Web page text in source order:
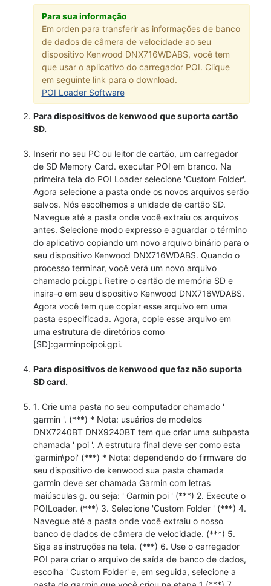
Para sua informação
Em orden para transferir as informações de banco
de dados de câmera de velocidade ao seu
dispositivo Kenwood DNX716WDABS, você tem
que usar o aplicativo do carregador POI. Clique
em seguinte link para o download.
POI Loader Software
Para dispositivos de kenwood que suporta cartão
SD.
Inserir no seu PC ou leitor de cartão, um carregador
de SD Memory Card. executar POI em branco. Na
primeira tela do POI Loader selecione 'Custom Folder'.
Agora selecione a pasta onde os novos arquivos serão
salvos. Nós escolhemos a unidade de cartão SD.
Navegue até a pasta onde você extraiu os arquivos
antes. Selecione modo expresso e aguardar o término
do aplicativo copiando um novo arquivo binário para o
seu dispositivo Kenwood DNX716WDABS. Quando o
processo terminar, você verá um novo arquivo
chamado poi.gpi. Retire o cartão de memória SD e
insira-o em seu dispositivo Kenwood DNX716WDABS.
Agora você tem que copiar esse arquivo em uma
pasta especificada. Agora, copie esse arquivo em
uma estrutura de diretórios como
[SD]:garminpoipoi.gpi.
Para dispositivos de kenwood que faz não suporta
SD card.
1. Crie uma pasta no seu computador chamado '
garmin '. (***) * Nota: usuários de modelos
DNX7240BT DNX9240BT tem que criar uma subpasta
chamada ' poi '. A estrutura final deve ser como esta
'garmin\poi' (***) * Nota: dependendo do firmware do
seu dispositivo de kenwood sua pasta chamada
garmin deve ser chamada Garmin com letras
maiúsculas g. ou seja: ' Garmin poi ' (***) 2. Execute o
POILoader. (***) 3. Selecione 'Custom Folder ' (***) 4.
Navegue até a pasta onde você extraiu o nosso
banco de dados de câmera de velocidade. (***) 5.
Siga as instruções na tela. (***) 6. Use o carregador
POI para criar o arquivo de saída de banco de dados,
escolha ' Custom Folder' e, em seguida, selecione a